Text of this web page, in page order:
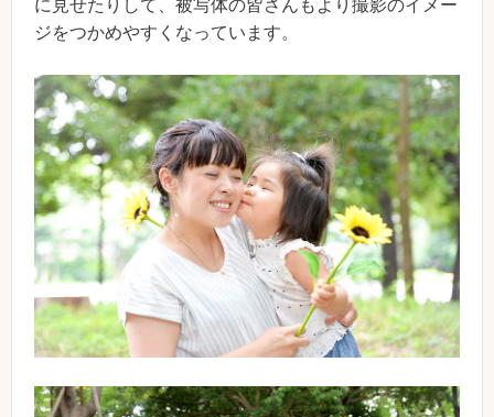
に見せたりして、被写体の皆さんもより撮影のイメー
ジをつかめやすくなっています。